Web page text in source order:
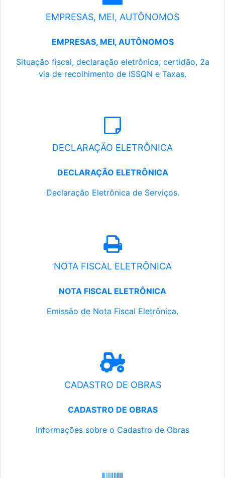
EMPRESAS, MEI, AUTÔNOMOS
EMPRESAS, MEI, AUTÔNOMOS
Situação fiscal, declaração eletrônica, certidão, 2a
via de recolhimento de ISSQN e Taxas.
DECLARAÇÃO ELETRÔNICA
DECLARAÇÃO ELETRÔNICA
Declaração Eletrônica de Serviços.
NOTA FISCAL ELETRÔNICA
NOTA FISCAL ELETRÔNICA
Emissão de Nota Fiscal Eletrônica.
CADASTRO DE OBRAS
CADASTRO DE OBRAS
Informações sobre o Cadastro de Obras